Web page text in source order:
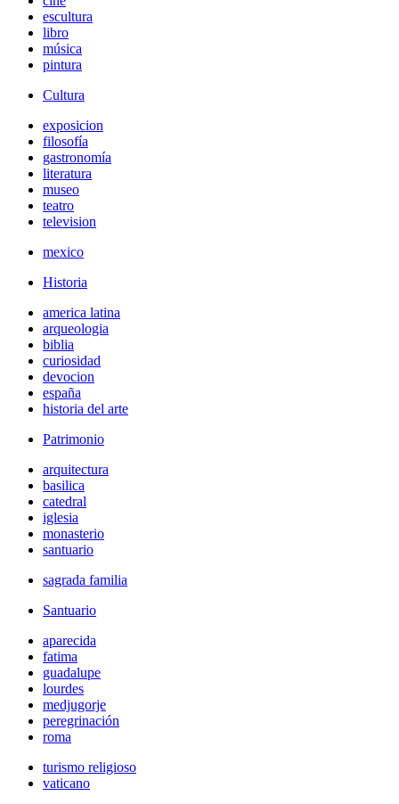
escultura
libro
música
pintura
Cultura
exposicion
filosofía
gastronomía
literatura
museo
teatro
television
mexico
Historia
america latina
arqueologia
biblia
curiosidad
devocion
españa
historia del arte
Patrimonio
arquitectura
basilica
catedral
iglesia
monasterio
santuario
sagrada familia
Santuario
aparecida
fatima
guadalupe
lourdes
medjugorje
peregrinación
roma
turismo religioso
vaticano